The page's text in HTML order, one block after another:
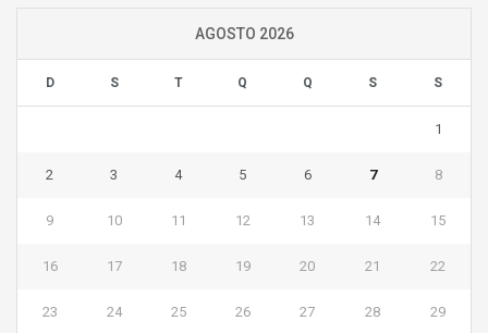
AGOSTO 2026
D S T Q Q S S
1
2 3 4 5 6 7 8
9 10 11 12 13 14 15
16 17 18 19 20 21 22
23 24 25 26 27 28 29